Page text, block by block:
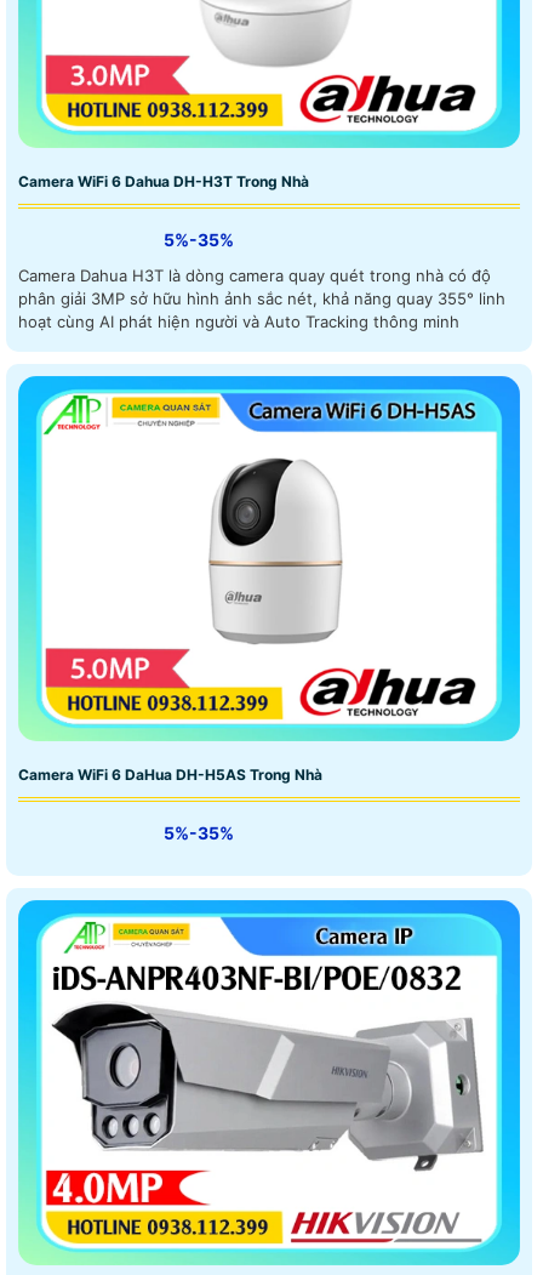
Camera WiFi 6 Dahua DH-H3T Trong Nhà
5%-35%
Camera Dahua H3T là dòng camera quay quét trong nhà có độ
phân giải 3MP sở hữu hình ảnh sắc nét, khả năng quay 355° linh
hoạt cùng AI phát hiện người và Auto Tracking thông minh
Camera WiFi 6 DaHua DH-H5AS Trong Nhà
5%-35%